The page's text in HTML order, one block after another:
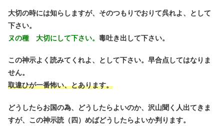
大切の時には知らしますが、そのつもりでおりて呉れよ、として
下さい。
ヌの種 大切にして下さい。 毒吐き出して下さい。
この神示よく読みてくれよ、として下さい。早合点してはなりま
せん。
取違ひが一番怖い、とあります。
どうしたらお国の為、どうしたらよいのか、沢山聞く人出てきま
すが、この神示読（四）めばどうしたらよいか判ります。